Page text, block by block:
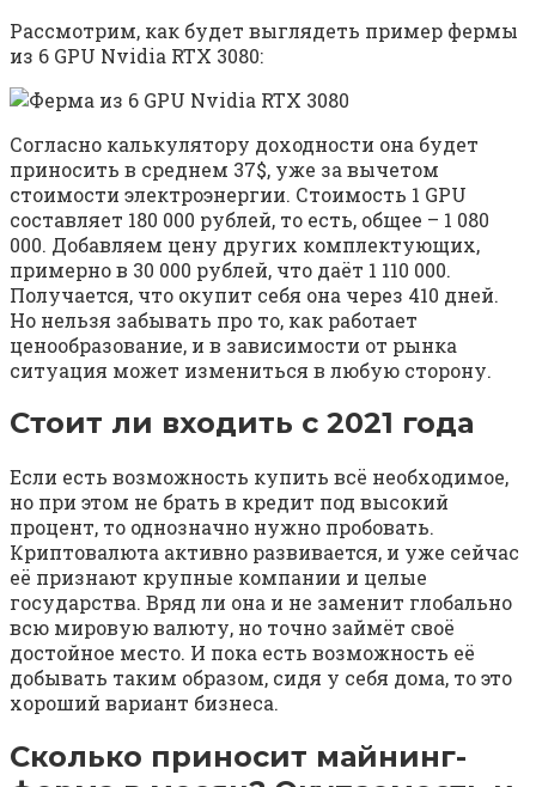
Рассмотрим, как будет выглядеть пример фермы
из 6 GPU Nvidia RTX 3080:
Согласно калькулятору доходности она будет
приносить в среднем 37$, уже за вычетом
стоимости электроэнергии. Стоимость 1 GPU
составляет 180 000 рублей, то есть, общее – 1 080
000. Добавляем цену других комплектующих,
примерно в 30 000 рублей, что даёт 1 110 000.
Получается, что окупит себя она через 410 дней.
Но нельзя забывать про то, как работает
ценообразование, и в зависимости от рынка
ситуация может измениться в любую сторону.
Стоит ли входить с 2021 года
Если есть возможность купить всё необходимое,
но при этом не брать в кредит под высокий
процент, то однозначно нужно пробовать.
Криптовалюта активно развивается, и уже сейчас
её признают крупные компании и целые
государства. Вряд ли она и не заменит глобально
всю мировую валюту, но точно займёт своё
достойное место. И пока есть возможность её
добывать таким образом, сидя у себя дома, то это
хороший вариант бизнеса.
Сколько приносит майнинг-